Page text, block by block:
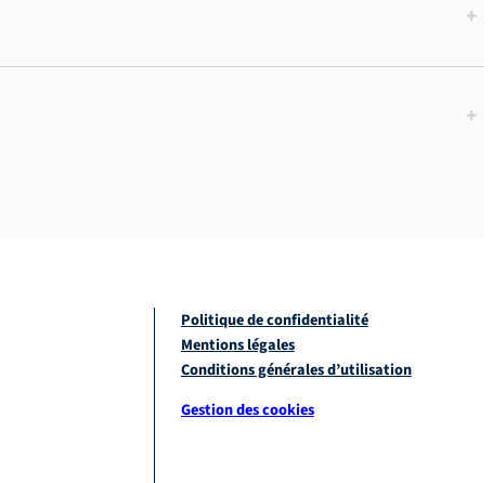
+
+
Politique de confidentialité
Mentions légales
Conditions générales d’utilisation
Gestion des cookies